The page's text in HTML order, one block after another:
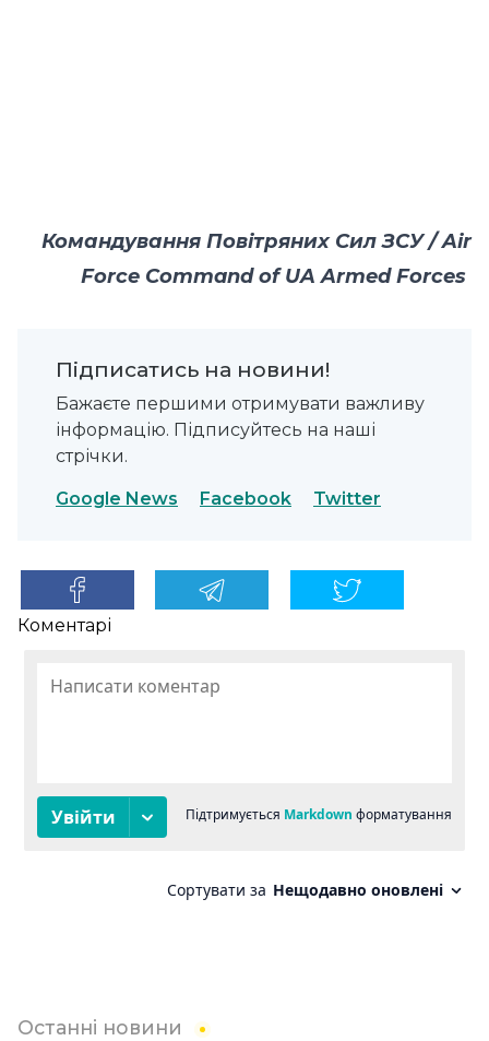
Командування Повітряних Сил ЗСУ / Air
Force Command of UA Armed Forces
Підписатись на новини!
Бажаєте першими отримувати важливу
інформацію. Підписуйтесь на наші
стрічки.
Google News Facebook Twitter
Коментарі
Останні новини